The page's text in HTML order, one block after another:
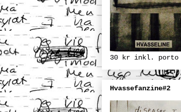
30 kr inkl. porto
Hvassefanzine#2